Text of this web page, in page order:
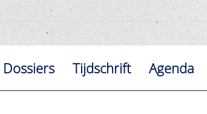
Dossiers Tijdschrift Agenda